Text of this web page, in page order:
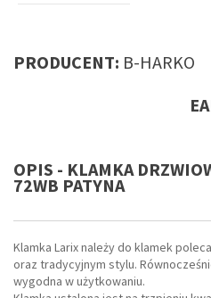
PRODUCENT: B-HARKO
OPIS - KLAMKA
72WB PATYNA
Klamka Larix należy do klamek
oraz tradycyjnym stylu.
wygodna w użytkowaniu.